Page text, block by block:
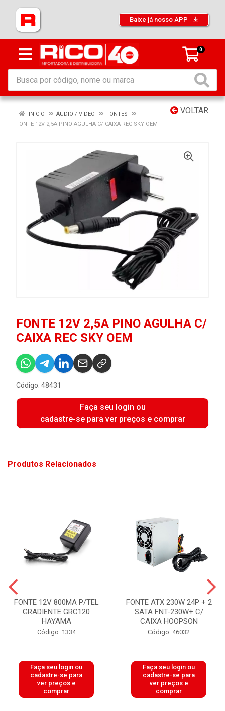
Baixe já nosso APP
0
VOLTAR
INÍCIO ÁUDIO / VÍDEO
FONTES
FONTE 12V 2,5A PINO AGULHA C/ CAIXA REC SKY OEM
FONTE 12V 2,5A PINO AGULHA C/
CAIXA REC SKY OEM
Código: 48431
Faça seu login ou
cadastre-se para ver preços e comprar
Produtos Relacionados
FONTE 12V 800MA P/TEL
GRADIENTE GRC120
HAYAMA
Código: 1334
Faça seu login ou
cadastre-se para
ver preços e
comprar
FONTE ATX 230W 24P + 2
SATA FNT-230W+ C/
CAIXA HOOPSON
Código: 46032
Faça seu login ou
cadastre-se para
ver preços e
comprar